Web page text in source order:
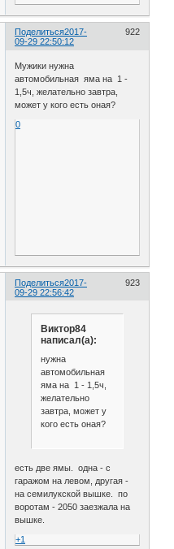
Поделиться 922
2017-
09-29 22:50:12
Мужики нужна
автомобильная яма на 1 -
1,5ч, желательно завтра,
может у кого есть оная?
0
Поделиться 923
2017-
09-29 22:56:42
Виктор84
написал(а):
нужна
автомобильная
яма на 1 - 1,5ч,
желательно
завтра, может у
кого есть оная?
есть две ямы. одна - с
гаражом на левом, другая -
на семилукской вышке. по
воротам - 2050 заезжала на
вышке.
+1